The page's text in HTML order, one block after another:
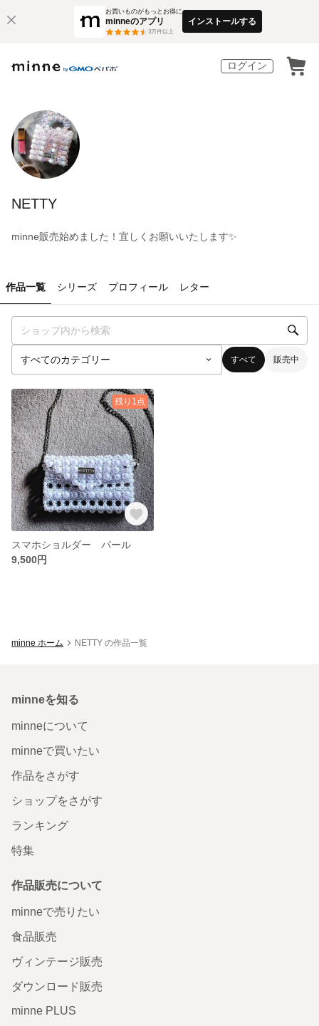
お買いものがもっとお得に
minneのアプリ
3万件以上
インストールする
ログイン
NETTY
minne販売始めました！宜しくお願いいたします✨
作品一覧 シリーズ プロフィール レター
すべて 販売中
残り1点
スマホショルダー パール
9,500円
minne ホーム NETTY の作品一覧
minneを知る
minneについて
minneで買いたい
作品をさがす
ショップをさがす
ランキング
特集
作品販売について
minneで売りたい
食品販売
ヴィンテージ販売
ダウンロード販売
minne PLUS